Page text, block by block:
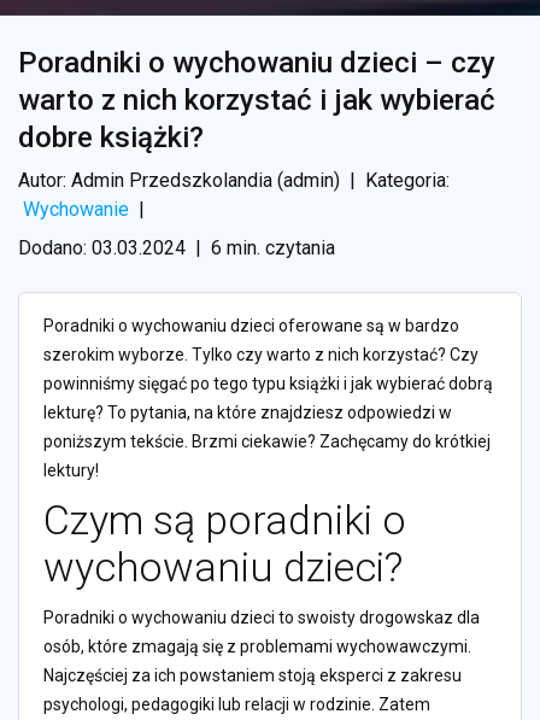
Poradniki o wychowaniu dzieci – czy
warto z nich korzystać i jak wybierać
dobre książki?
Autor: Admin Przedszkolandia (admin)
Kategoria:
Wychowanie
Dodano: 03.03.2024
6 min. czytania
Poradniki o wychowaniu dzieci oferowane są w bardzo
szerokim wyborze. Tylko czy warto z nich korzystać? Czy
powinniśmy sięgać po tego typu książki i jak wybierać dobrą
lekturę? To pytania, na które znajdziesz odpowiedzi w
poniższym tekście. Brzmi ciekawie? Zachęcamy do krótkiej
lektury!
Czym są poradniki o
wychowaniu dzieci?
Poradniki o wychowaniu dzieci to swoisty drogowskaz dla
osób, które zmagają się z problemami wychowawczymi.
Najczęściej za ich powstaniem stoją eksperci z zakresu
psychologi, pedagogiki lub relacji w rodzinie. Zatem